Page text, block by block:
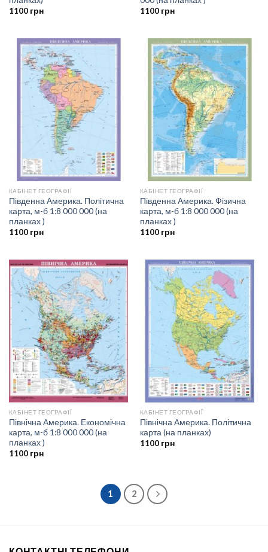
1100 грн
1100 грн
КАБІНЕТ ГЕОГРАФІЇ
Південна Америка. Політична
карта, м-б 1:8 000 000 (на
планках )
1100 грн
КАБІНЕТ ГЕОГРАФІЇ
Південна Америка. Фізична
карта, м-б 1:8 000 000 (на
планках )
1100 грн
КАБІНЕТ ГЕОГРАФІЇ
Північна Америка. Економічна
карта, м-б 1:8 000 000 (на
планках )
1100 грн
КАБІНЕТ ГЕОГРАФІЇ
Північна Америка. Політична
карта (на планках)
1100 грн
1 2